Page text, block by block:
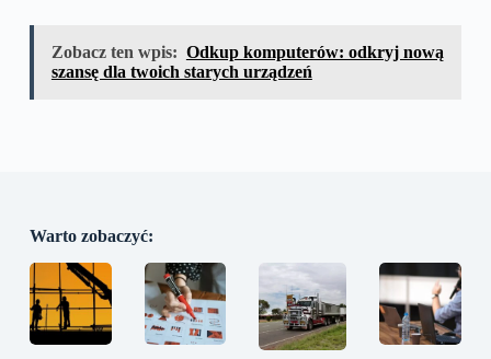
Zobacz ten wpis: Odkup komputerów: odkryj nową
szansę dla twoich starych urządzeń
Warto zobaczyć: